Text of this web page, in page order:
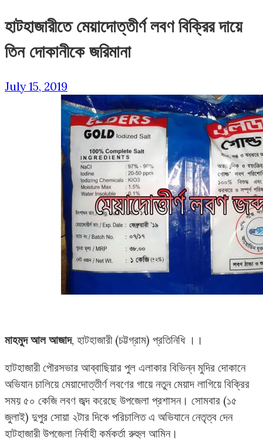
হাটহাজারীতে মেয়াদোত্তীর্ণ লবণ বিক্রির দায়ে
তিন দোকানীকে জরিমানা
July 15, 2019
মাহমুদ আল আজাদ, হাটহাজারী (চট্টগ্রাম) প্রতিনিধি ।।
হাটহাজারী পৌরসভার আব্বাছিয়ার পুল এলাকার বিভিন্ন মুদির দোকানে
অভিযান চালিয়ে মেয়াদোত্তীর্ণ লবণের গায়ে নতুন মেয়াদ লাগিয়ে বিক্রির
সময় ৫০ কেজি লবণ জব্দ করেছে উপজেলা প্রশাসন। সোমবার (১৫
জুলাই) দুপুর সোয়া ২টার দিকে পরিচালিত এ অভিযানে নেতৃত্ব দেন
হাটহাজারী উপজেলা নির্বাহী কর্মকর্তা রুহুল আমিন।